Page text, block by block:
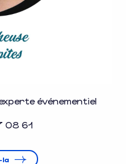
événementiel
08 61
la